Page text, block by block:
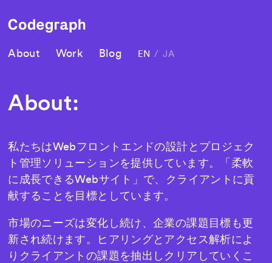
About Work Blog EN / JA
About:
私たちはWebフロントエンドの設計とプロジェク
ト管理ソリューションを提供しています。「柔軟
に成長できるWebサイト」で、クライアントに貢
献することを目標としています。
市場のニーズは変化し続け、企業の課題目標も更
新され続けます。ヒアリングとアクセス解析によ
りクライアントの課題を抽出しクリアしていくこ